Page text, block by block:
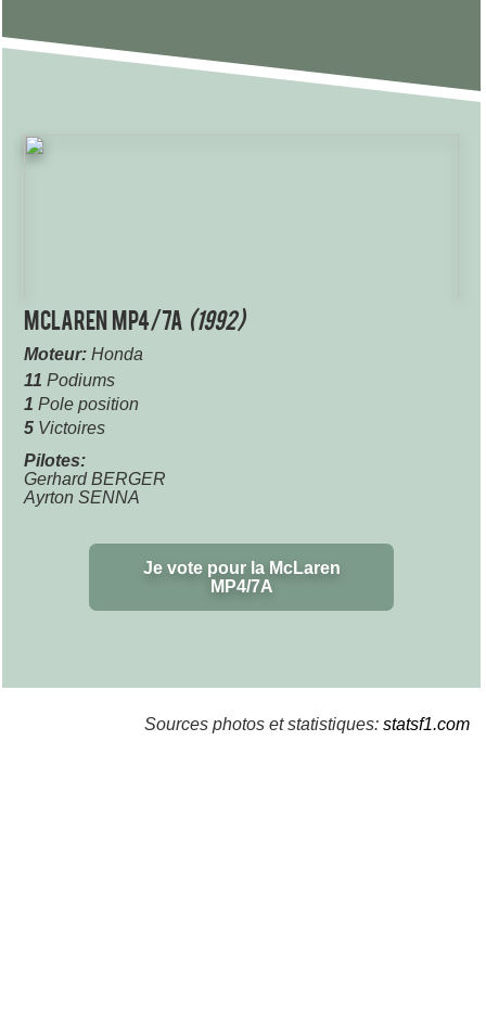
McLaren MP4/7A (1992)
Moteur: Honda
11 Podiums
1 Pole position
5 Victoires
Pilotes:
Gerhard BERGER
Ayrton SENNA
Je vote pour la McLaren
MP4/7A
Sources photos et statistiques: statsf1.com